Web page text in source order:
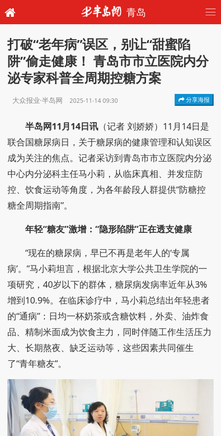
青岛
打破“老年病”误区，别让“甜蜜陷
阱”偷走健康！ 青岛市市立医院内分
泌专家科普全周期控糖方案
大众报业·半岛网 2025-11-14 09:30 分享海报
半岛网11月14日讯 （记者 刘娇娇）11月14日是
联合国糖尿病日，关于糖尿病的健康管理和认知误区
成为关注的焦点。记者采访到青岛市市立医院内分泌
中心内分泌科主任马小莉，从临床真相、并发症防
控、饮食运动等角度，为各年龄段人群提供“防糖控
糖全周期指南”。
年轻“糖友”激增：“隐形陷阱”正在透支健康
“现在的糖尿病，早已不再是老年人的‘专属
病’。”马小莉坦言，根据北京大学公共卫生学院的一
项研究，40岁以下的群体，糖尿病发病率近年从3%
增到10.9%。在临床诊疗中，马小莉总结出年轻患者
的“通病”：日均一杯奶茶或含糖饮料，外卖、油炸食
品、精制米面成为饮食主力，同时伴随工作生活压力
大、长期熬夜、缺乏运动等，这些因素共同催生
了“青年糖友”。